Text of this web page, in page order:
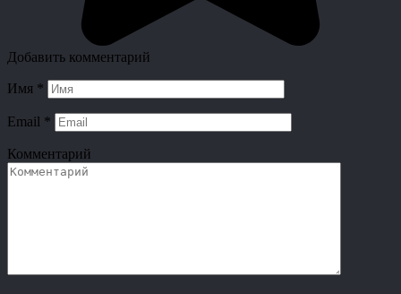
Добавить комментарий
Имя *
Email *
Комментарий